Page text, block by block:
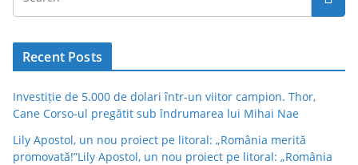
Recent Posts
Investiție de 5.000 de dolari într-un viitor campion. Thor,
Cane Corso-ul pregătit sub îndrumarea lui Mihai Nae
Lily Apostol, un nou proiect pe litoral: „România merită
promovată!”Lily Apostol, un nou proiect pe litoral: „România